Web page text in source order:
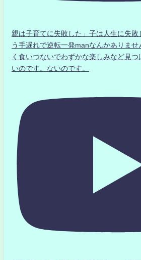
親は子育てに失敗した」子は人生に失敗
う手遅れで逆転一発manなんかありませ
く食いつないでわずかな楽しみなど見
いのです。ないのです。